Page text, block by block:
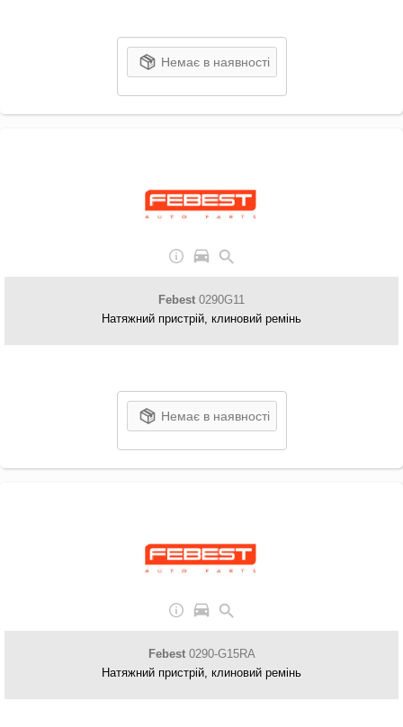
Немає в наявності
Febest 0290G11
Натяжний пристрій, клиновий ремінь
Немає в наявності
Febest0290-G15RA
Натяжний пристрій, клиновий ремінь